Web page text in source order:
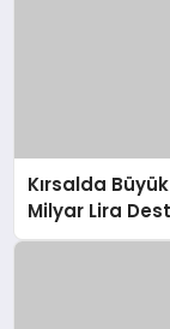
Kırsalda Büyük
Milyar Lira